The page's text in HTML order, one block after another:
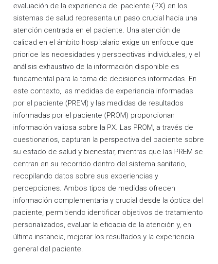
evaluación de la experiencia del paciente (PX) en los
sistemas de salud representa un paso crucial hacia una
atención centrada en el paciente. Una atención de
calidad en el ámbito hospitalario exige un enfoque que
priorice las necesidades y perspectivas individuales, y el
análisis exhaustivo de la información disponible es
fundamental para la toma de decisiones informadas. En
este contexto, las medidas de experiencia informadas
por el paciente (PREM) y las medidas de resultados
informadas por el paciente (PROM) proporcionan
información valiosa sobre la PX. Las PROM, a través de
cuestionarios, capturan la perspectiva del paciente sobre
su estado de salud y bienestar, mientras que las PREM se
centran en su recorrido dentro del sistema sanitario,
recopilando datos sobre sus experiencias y
percepciones. Ambos tipos de medidas ofrecen
información complementaria y crucial desde la óptica del
paciente, permitiendo identificar objetivos de tratamiento
personalizados, evaluar la eficacia de la atención y, en
última instancia, mejorar los resultados y la experiencia
general del paciente.